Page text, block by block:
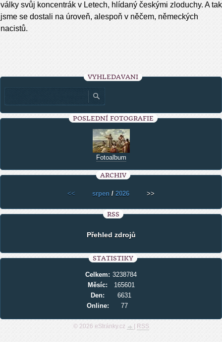
války svůj koncentrák v Letech, hlídaný českými zloduchy. A tak
jsme se dostali na úroveň, alespoň v něčem, německých
nacistů.
VYHLEDÁVÁNÍ
POSLEDNÍ FOTOGRAFIE
Fotoalbum
ARCHIV
<< srpen / 2026 >>
RSS
Přehled zdrojů
STATISTIKY
Online: 77
Celkem: 3238784
Měsíc:
165601
Den:
6631
© 2026 eStránky.cz RSS